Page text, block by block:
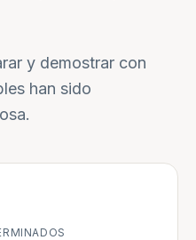
y demostrar con
han sido